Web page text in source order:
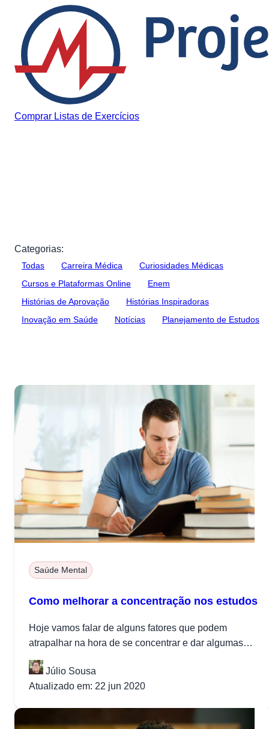
Pular para o conteúdo
Comprar Listas de Exercícios
Categorias:
Todas Carreira Médica
Curiosidades Médicas
Cursos e Plataformas Online
Enem
Histórias de Aprovação
Histórias Inspiradoras
Inovação em Saúde
Notícias
Planejamento de Estudos
Saúde Mental
Como melhorar a concentração nos estudos
Hoje vamos falar de alguns fatores que podem
atrapalhar na hora de se concentrar e dar algumas
dicas sobre o...
Júlio Sousa
Atualizado em: 22 jun 2020